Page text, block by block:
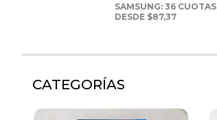
SAMSUNG: 36 CUOTAS
DESDE $87,37
CATEGORÍAS